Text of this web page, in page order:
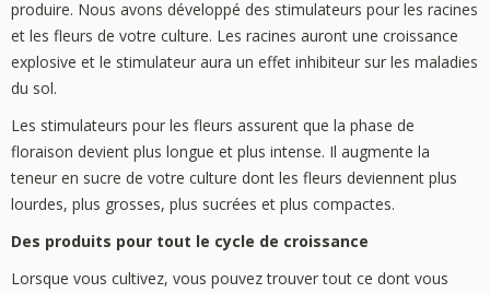
produire. Nous avons développé des stimulateurs pour les racines
et les fleurs de votre culture. Les racines auront une croissance
explosive et le stimulateur aura un effet inhibiteur sur les maladies
du sol.
Les stimulateurs pour les fleurs assurent que la phase de
floraison devient plus longue et plus intense. Il augmente la
teneur en sucre de votre culture dont les fleurs deviennent plus
lourdes, plus grosses, plus sucrées et plus compactes.
Des produits pour tout le cycle de croissance
Lorsque vous cultivez, vous pouvez trouver tout ce dont vous